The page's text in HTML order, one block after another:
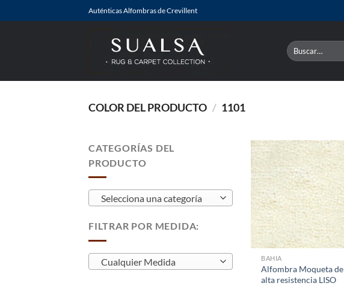
al
Auténticas Alfombras de Crevillent
Buscar
por:
COLOR DEL PRODUCTO / 1101
CATEGORÍAS DEL
PRODUCTO
Selecciona una categoría
FILTRAR POR MEDIDA:
Cualquier Medida BAHIA
Alfombra Moqueta de
alta resistencia LISO